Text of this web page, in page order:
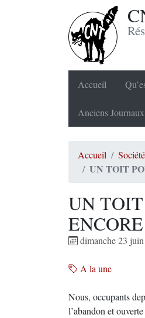
Accueil
Anciens Journaux
Accueil Société
UN TOIT
UN
dimanche 23
A la une
Nous, occupants
l’abandon et